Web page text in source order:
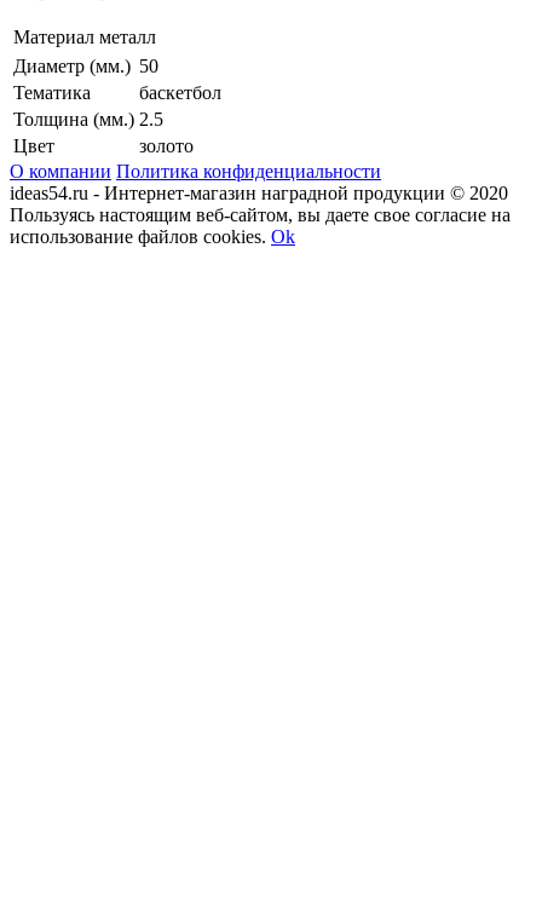
Материал металл
Диаметр (мм.) 50
Тематика
баскетбол
Толщина (мм.) 2.5
Цвет
золото
О компании Политика конфиденциальности
ideas54.ru - Интернет-магазин наградной продукции © 2020
Пользуясь настоящим веб-сайтом, вы даете свое согласие на
использование файлов cookies. Ok